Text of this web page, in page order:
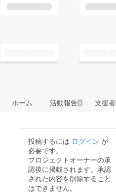
ホーム 活動報告9 支援者
投稿するには ログイン が
必要です。
プロジェクトオーナーの承
認後に掲載されます。承認
された内容を削除すること
はできません。